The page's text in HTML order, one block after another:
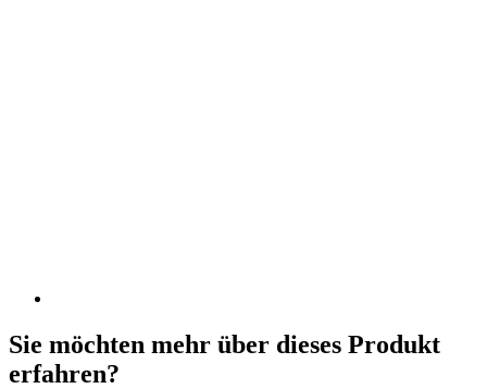
Sie möchten mehr über dieses Produkt
erfahren?